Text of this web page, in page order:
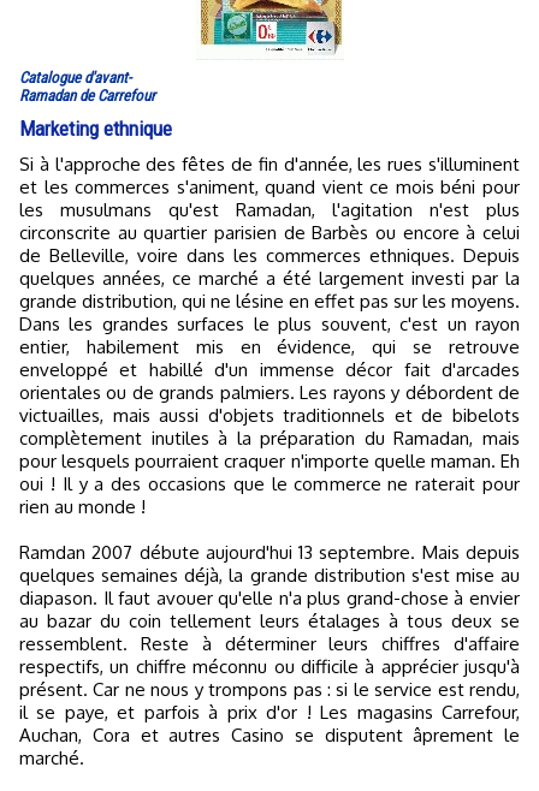
Catalogue d'avant-
Ramadan de Carrefour
Marketing ethnique
Si à l'approche des fêtes de fin d'année, les rues s'illuminent
et les commerces s'animent, quand vient ce mois béni pour
les musulmans qu'est Ramadan, l'agitation n'est plus
circonscrite au quartier parisien de Barbès ou encore à celui
de Belleville, voire dans les commerces ethniques. Depuis
quelques années, ce marché a été largement investi par la
grande distribution, qui ne lésine en effet pas sur les moyens.
Dans les grandes surfaces le plus souvent, c'est un rayon
entier, habilement mis en évidence, qui se retrouve
enveloppé et habillé d'un immense décor fait d'arcades
orientales ou de grands palmiers. Les rayons y débordent de
victuailles, mais aussi d'objets traditionnels et de bibelots
complètement inutiles à la préparation du Ramadan, mais
pour lesquels pourraient craquer n'importe quelle maman. Eh
oui ! Il y a des occasions que le commerce ne raterait pour
rien au monde !
Ramdan 2007 débute aujourd'hui 13 septembre. Mais depuis
quelques semaines déjà, la grande distribution s'est mise au
diapason. Il faut avouer qu'elle n'a plus grand-chose à envier
au bazar du coin tellement leurs étalages à tous deux se
ressemblent. Reste à déterminer leurs chiffres d'affaire
respectifs, un chiffre méconnu ou difficile à apprécier jusqu'à
présent. Car ne nous y trompons pas : si le service est rendu,
il se paye, et parfois à prix d'or ! Les magasins Carrefour,
Auchan, Cora et autres Casino se disputent âprement le
marché.